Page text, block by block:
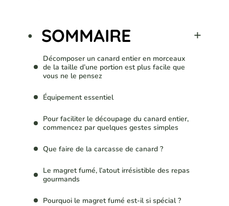
SOMMAIRE
Décomposer un canard entier en morceaux
de la taille d’une portion est plus facile que
vous ne le pensez
Équipement essentiel
Pour faciliter le découpage du canard entier,
commencez par quelques gestes simples
Que faire de la carcasse de canard ?
Le magret fumé, l’atout irrésistible des repas
gourmands
Pourquoi le magret fumé est-il si spécial ?